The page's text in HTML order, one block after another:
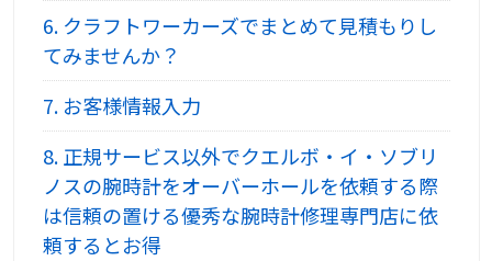
6.クラフトワーカーズでまとめて見積もりし
てみませんか？
7.お客様情報入力
8.正規サービス以外でクエルボ・イ・ソブリ
ノスの腕時計をオーバーホールを依頼する際
は信頼の置ける優秀な腕時計修理専門店に依
頼するとお得